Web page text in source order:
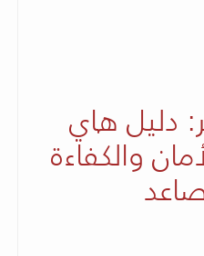
دليل هاي
والكفاءة